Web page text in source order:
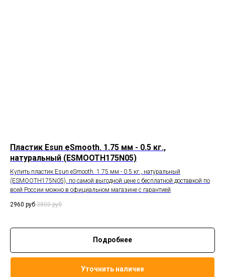
Пластик Esun eSmooth. 1.75 мм - 0.5 кг.,
натуральный (ESMOOTH175N05)
Купить пластик Esun eSmooth. 1.75 мм - 0.5 кг., натуральный
(ESMOOTH175N05), по самой выгодной цене с бесплатной доставкой по
всей России можно в официальном магазине с гарантией
2960 руб 3800 руб
Подробнее
Уточнить наличие